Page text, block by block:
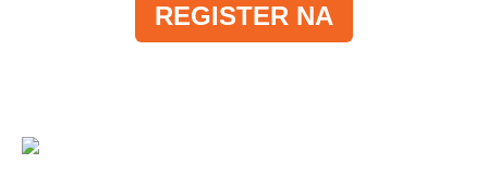
REGISTER NA